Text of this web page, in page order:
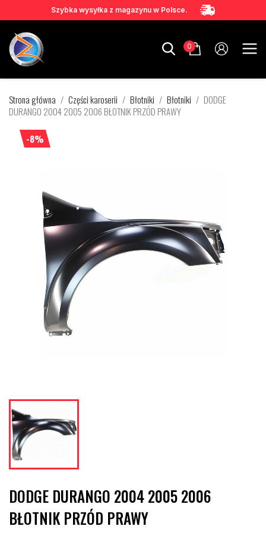
Szybka wysyłka z magazynu w Polsce.
0
Strona główna Części karoserii Błotniki Błotniki
DODGE
DURANGO 2004 2005 2006 BŁOTNIK PRZÓD PRAWY
-8%
DODGE DURANGO 2004 2005 2006
BŁOTNIK PRZÓD PRAWY